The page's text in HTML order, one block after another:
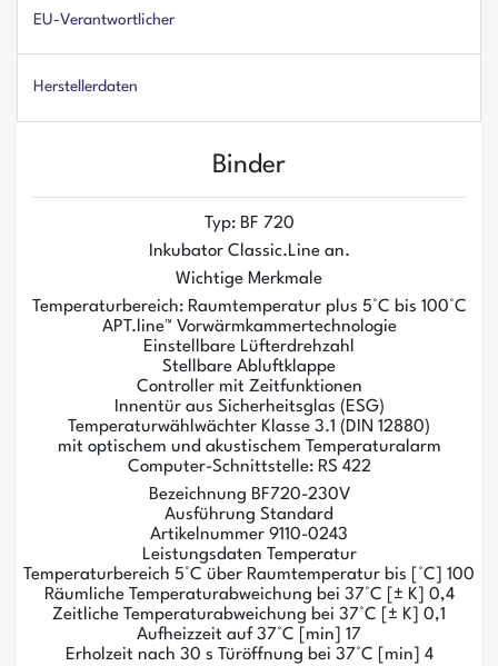
EU-Verantwortlicher
Herstellerdaten
Binder
Typ: BF 720
Inkubator Classic.Line an.
Wichtige Merkmale
Temperaturbereich: Raumtemperatur plus 5°C bis 100°C
APT.line™ Vorwärmkammertechnologie
Einstellbare Lüfterdrehzahl
Stellbare Abluftklappe
Controller mit Zeitfunktionen
Innentür aus Sicherheitsglas (ESG)
Temperaturwählwächter Klasse 3.1 (DIN 12880)
mit optischem und akustischem Temperaturalarm
Computer-Schnittstelle: RS 422
Bezeichnung BF720-230V
Ausführung Standard
Artikelnummer 9110-0243
Leistungsdaten Temperatur
Temperaturbereich 5°C über Raumtemperatur bis [°C] 100
Räumliche Temperaturabweichung bei 37°C [± K] 0,4
Zeitliche Temperaturabweichung bei 37°C [± K] 0,1
Aufheizzeit auf 37°C [min] 17
Erholzeit nach 30 s Türöffnung bei 37°C [min] 4